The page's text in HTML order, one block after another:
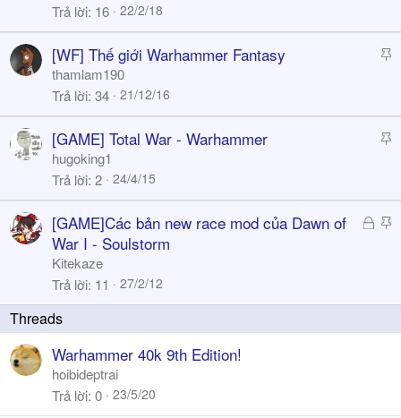
c
k
Trả lời 16 22/2/18
S
c
k
[WF] Thế giới Warhammer Fantasy
thamlam190
Trả lời 34 21/12/16
S
c
k
[GAME] Total War - Warhammer
hugoking1
Trả lời 2 24/4/15
Đ
ó
S
k
[GAME]Các bản new race mod của Dawn of
War I - Soulstorm
Kitekaze
Trả lời 11 27/2/12
Warhammer 40k 9th Edition!
hoibideptrai
Trả lời 0 23/5/20